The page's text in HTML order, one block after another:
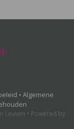
• Algemene
Leuven • Powered by